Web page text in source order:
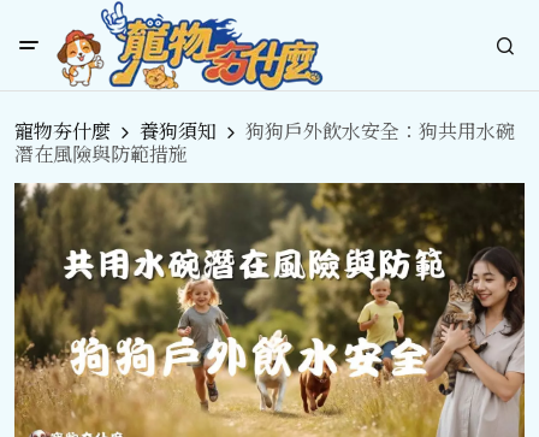
寵物夯什麼 養狗須知
狗狗戶外飲水安全：狗共用水碗
潛在風險與防範措施